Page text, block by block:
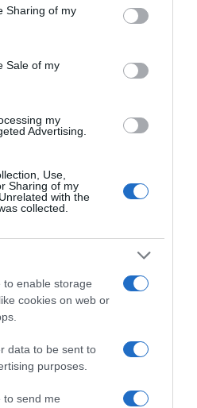
behaviour. You may click to
and its third-party tags to
purposes in below Google
Sharing of my
Sale of my
my
Advertising.
Use,
Sharing of my
with the
collected.
to enable storage
cookies on web or
data to be sent to
purposes.
to send me
υπουργών: “Το ψάρι
– Η πολιτική ευθύνη
Μητσοτάκη”
τη λύση τη δίνει η κάλπη